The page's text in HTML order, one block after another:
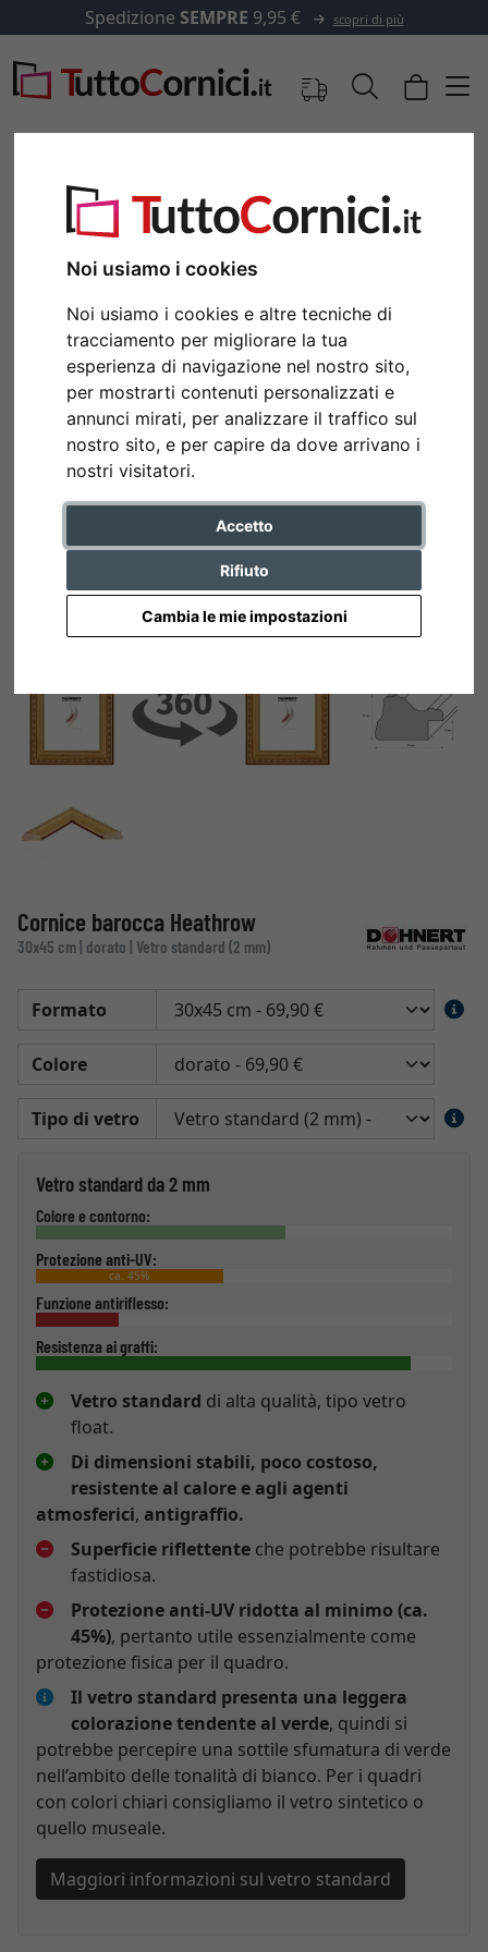
Noi usiamo i cookies
Noi usiamo i cookies e altre tecniche di
tracciamento per migliorare la tua
esperienza di navigazione nel nostro sito,
per mostrarti contenuti personalizzati e
annunci mirati, per analizzare il traffico sul
nostro sito, e per capire da dove arrivano i
nostri visitatori.
Accetto
Rifiuto
Cambia le mie impostazioni
Spedizione SEMPRE 9,95 € scopri di più
Indietro
Cornice barocca Heathrow
30x45 cm | dorato | Vetro standard (2 mm)
Formato
Colore
Tipo di vetro
Vetro standard da 2 mm
Colore e contorno:
Protezione anti-UV:
ca. 45%
Funzione antiriflesso:
Resistenza ai graffi:
Vetro standard di alta qualità, tipo vetro
float.
Di dimensioni stabili, poco costoso,
resistente al calore e agli agenti
atmosferici, antigraffio.
Superficie riflettente che potrebbe risultare
fastidiosa.
Protezione anti-UV ridotta al minimo (ca.
45%), pertanto utile essenzialmente come
protezione fisica per il quadro.
Il vetro standard presenta una leggera
colorazione tendente al verde, quindi si
potrebbe percepire una sottile sfumatura di verde
nell’ambito delle tonalità di bianco. Per i quadri
con colori chiari consigliamo il vetro sintetico o
quello museale.
Maggiori informazioni sul vetro standard